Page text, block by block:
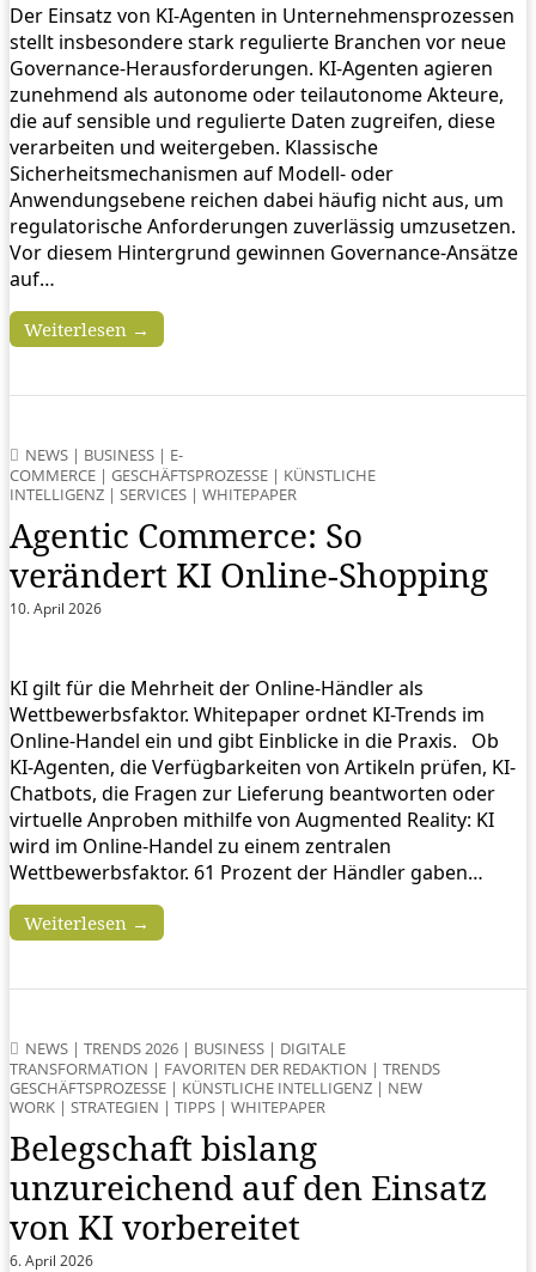
Der Einsatz von KI‑Agenten in Unternehmensprozessen
stellt insbesondere stark regulierte Branchen vor neue
Governance‑Herausforderungen. KI‑Agenten agieren
zunehmend als autonome oder teilautonome Akteure,
die auf sensible und regulierte Daten zugreifen, diese
verarbeiten und weitergeben. Klassische
Sicherheitsmechanismen auf Modell‑ oder
Anwendungsebene reichen dabei häufig nicht aus, um
regulatorische Anforderungen zuverlässig umzusetzen.
Vor diesem Hintergrund gewinnen Governance‑Ansätze
auf…
Weiterlesen →
NEWS | BUSINESS | E-
COMMERCE | GESCHÄFTSPROZESSE | KÜNSTLICHE
INTELLIGENZ | SERVICES | WHITEPAPER
Agentic Commerce: So
verändert KI Online-Shopping
10. April 2026
KI gilt für die Mehrheit der Online-Händler als
Wettbewerbsfaktor. Whitepaper ordnet KI-Trends im
Online-Handel ein und gibt Einblicke in die Praxis. Ob
KI-Agenten, die Verfügbarkeiten von Artikeln prüfen, KI-
Chatbots, die Fragen zur Lieferung beantworten oder
virtuelle Anproben mithilfe von Augmented Reality: KI
wird im Online-Handel zu einem zentralen
Wettbewerbsfaktor. 61 Prozent der Händler gaben…
Weiterlesen →
NEWS | TRENDS 2026 | BUSINESS | DIGITALE
TRANSFORMATION | FAVORITEN DER REDAKTION | TRENDS
GESCHÄFTSPROZESSE | KÜNSTLICHE INTELLIGENZ | NEW
WORK | STRATEGIEN | TIPPS | WHITEPAPER
Belegschaft bislang
unzureichend auf den Einsatz
von KI vorbereitet
6. April 2026